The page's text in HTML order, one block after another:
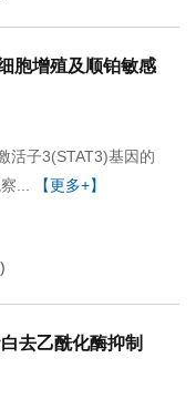
胞增殖及顺铂敏感
活子3(STAT3)基因的
...
【更多+】
)
去乙酰化酶抑制